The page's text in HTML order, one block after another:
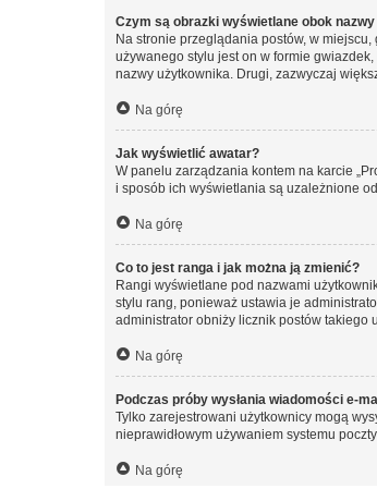
Czym są obrazki wyświetlane obok
Na stronie przeglądania postów, w
używanego stylu jest on w formie
nazwy użytkownika. Drugi, zazwyczaj
Na górę
Jak wyświetlić awatar?
W panelu zarządzania kontem na karcie
i sposób ich wyświetlania są uzależnione
Na górę
Co to jest ranga i jak można ją zmienić?
Rangi wyświetlane pod nazwami
stylu rang, ponieważ ustawia je
administrator obniży licznik postów takiego
Na górę
Podczas próby wysłania wiadomości e-
Tylko zarejestrowani użytkownicy mogą
nieprawidłowym używaniem systemu
Na górę